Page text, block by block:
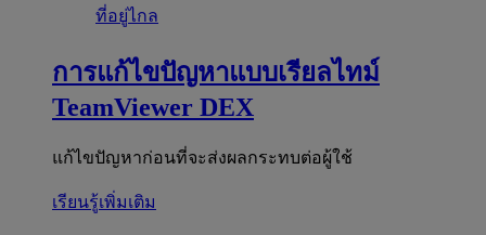
ที่อยู่ไกล
การแก้ไขปัญหาแบบเรียลไทม์
TeamViewer DEX
แก้ไขปัญหาก่อนที่จะส่งผลกระทบต่อผู้ใช้
เรียนรู้เพิ่มเติม